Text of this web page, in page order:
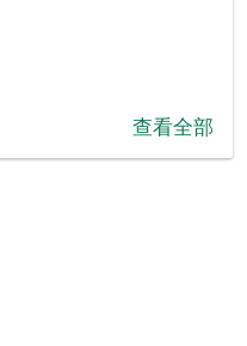
查看全部